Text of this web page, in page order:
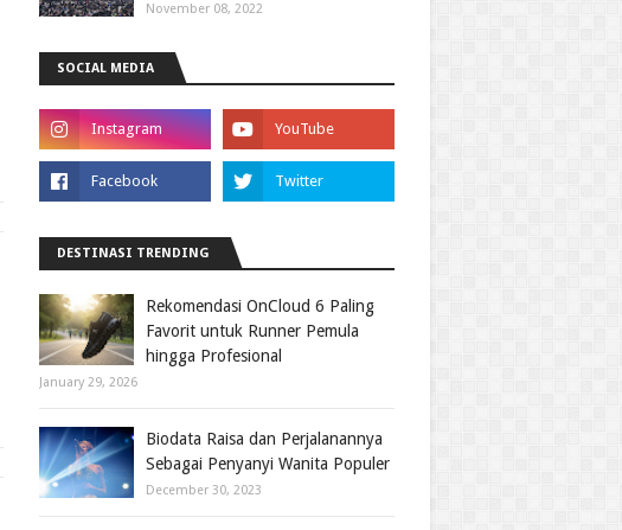
November 08, 2022
SOCIAL MEDIA
DESTINASI TRENDING
Rekomendasi OnCloud 6 Paling
Favorit untuk Runner Pemula
hingga Profesional
January 29, 2026
Biodata Raisa dan Perjalanannya
Sebagai Penyanyi Wanita Populer
December 30, 2023